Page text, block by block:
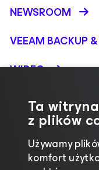
NEWSROOM
VEEAM BACKUP &
WIDEO
WERSJE
WHITE PAPERS
Ta
z plików
Używamy
komfort